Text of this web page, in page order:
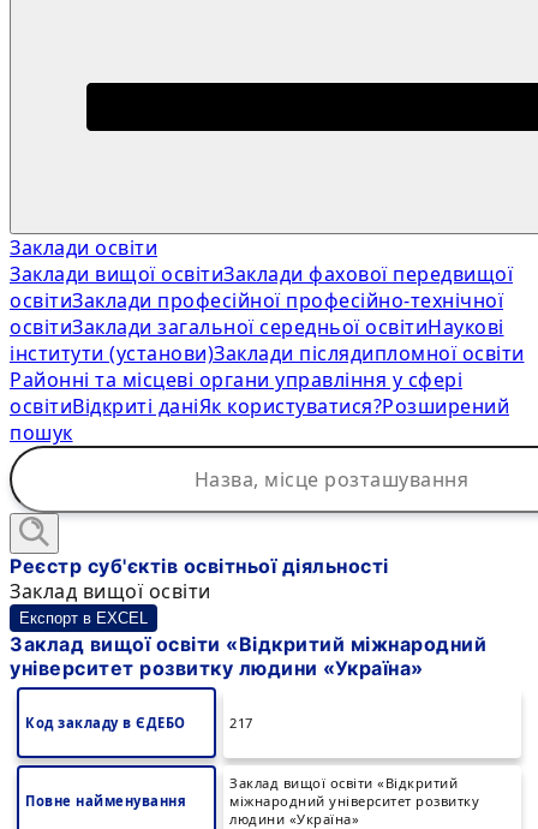
Заклади освіти
Заклади вищої освітиЗаклади фахової передвищої
освітиЗаклади професійної професійно-технічної
освітиЗаклади загальної середньої освітиНаукові
інститути (установи)Заклади післядипломної освіти
Районні та місцеві органи управління у сфері
освітиВідкриті даніЯк користуватися?Розширений
пошук
Реєстр суб'єктів освітньої діяльності
Заклад вищої освіти
Експорт в EXCEL
Заклад вищої освіти «Відкритий міжнародний
університет розвитку людини «Україна»
Код закладу в ЄДЕБО 217
Повне найменування
Заклад вищої освіти «Відкритий
міжнародний університет розвитку
людини «Україна»